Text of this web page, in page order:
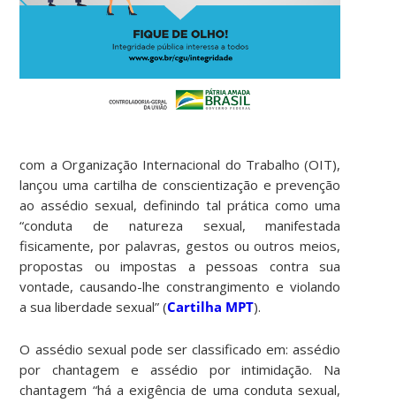
com a Organização Internacional do Trabalho (OIT),
lançou uma cartilha de conscientização e prevenção
ao assédio sexual, definindo tal prática como uma
“conduta de natureza sexual, manifestada
fisicamente, por palavras, gestos ou outros meios,
propostas ou impostas a pessoas contra sua
vontade, causando-lhe constrangimento e violando
a sua liberdade sexual” (Cartilha MPT).
O assédio sexual pode ser classificado em: assédio
por chantagem e assédio por intimidação. Na
chantagem “há a exigência de uma conduta sexual,